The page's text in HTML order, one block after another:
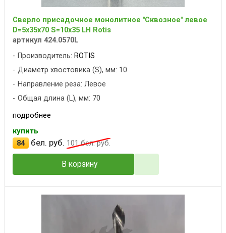
Сверло присадочное монолитное "Сквозное" левое
D=5x35x70 S=10x35 LH Rotis
артикул 424.0570L
Производитель: ROTIS
Диаметр хвостовика (S), мм: 10
Направление реза: Левое
Общая длина (L), мм: 70
подробнее
купить
84
бел. руб. 101бел. руб.
В корзину